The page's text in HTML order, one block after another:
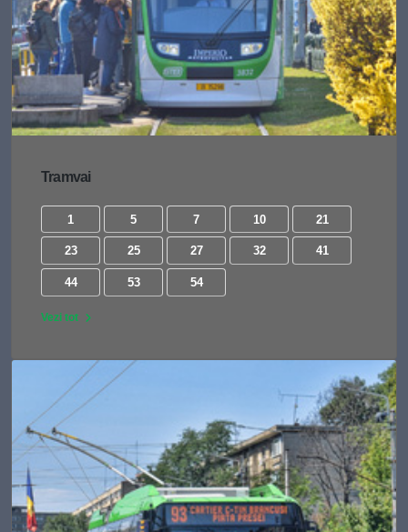
Tramvai
1 5 7 10 21
23 25 27 32 41
44 53 54
Vezi tot